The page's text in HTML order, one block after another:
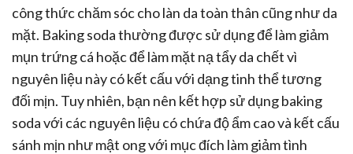
công thức chăm sóc cho làn da toàn thân cũng như da
mặt. Baking soda thường được sử dụng để làm giảm
mụn trứng cá hoặc để làm mặt nạ tẩy da chết vì
nguyên liệu này có kết cấu với dạng tinh thể tương
đối mịn. Tuy nhiên, bạn nên kết hợp sử dụng baking
soda với các nguyên liệu có chứa độ ẩm cao và kết cấu
sánh mịn như mật ong với mục đích làm giảm tình